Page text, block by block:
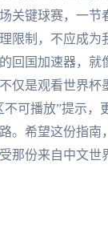
关键球赛，一节
限制，不应成为
回国加速器，就
仅是观看世界杯
不可播放”提示，
。希望这份指南
那份来自中文世